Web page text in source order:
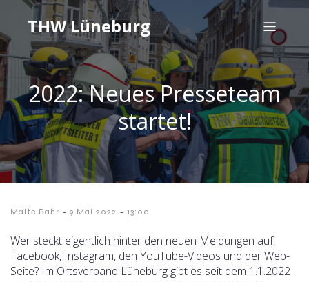
THW Lüneburg
2022: Neues Presseteam
startet!
Malte Bahr - 9 Mai 2022 - 13:00
Wer steckt eigentlich hinter den neuen Meldungen auf
Facebook, Instagram, den YouTube-Videos und der Web-
Seite? Im Ortsverband Lüneburg gibt es seit dem 1.1.2022